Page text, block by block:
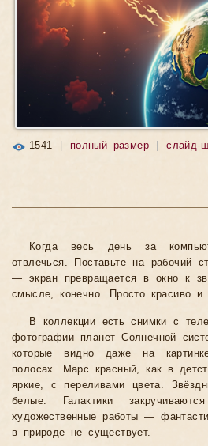
1541 полный размер слайд-
Когда весь день за
отвлечься. Поставьте на рабочий
— экран превращается в окно к
смысле, конечно. Просто красиво и
В коллекции есть снимки с
фотографии планет Солнечной
которые видно даже на
полосах. Марс красный, как в
яркие, с переливами цвета.
белые. Галактики
художественные работы —
в природе не существует.